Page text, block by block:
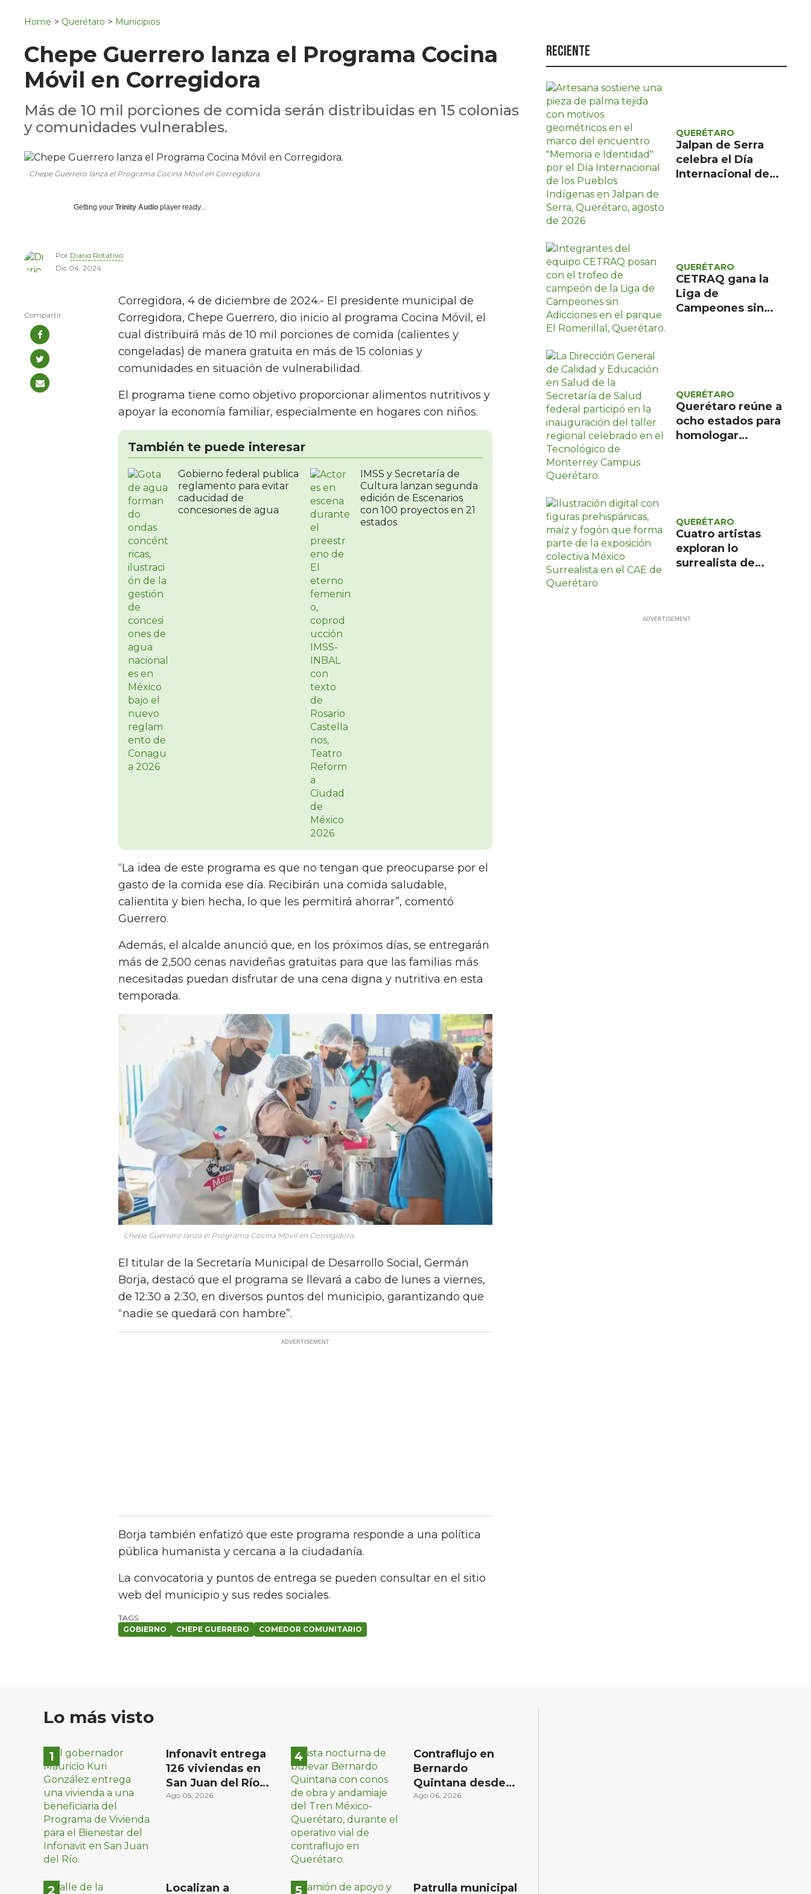
Política
Turismo
Estilo de vida
Opinión
Home > Querétaro > Municipios
Chepe Guerrero lanza el Programa Cocina
Móvil en Corregidora
Más de 10 mil porciones de comida serán distribuidas en 15 colonias
y comunidades vulnerables.
Chepe Guerrero lanza el Programa Cocina Móvil en Corregidora.
Getting your Trinity Audio player ready...
Por Diario Rotativo
Dic 04, 2024
Corregidora, 4 de diciembre de 2024.- El presidente municipal de
Corregidora, Chepe Guerrero, dio inicio al programa Cocina Móvil, el
cual distribuirá más de 10 mil porciones de comida (calientes y
congeladas) de manera gratuita en más de 15 colonias y
comunidades en situación de vulnerabilidad.
El programa tiene como objetivo proporcionar alimentos nutritivos y
apoyar la economía familiar, especialmente en hogares con niños.
También te puede interesar
Gobierno federal publica
reglamento para evitar
caducidad de
concesiones de agua
IMSS y Secretaría de
Cultura lanzan segunda
edición de Escenarios
con 100 proyectos en 21
estados
“La idea de este programa es que no tengan que preocuparse por el
gasto de la comida ese día. Recibirán una comida saludable,
calientita y bien hecha, lo que les permitirá ahorrar”, comentó
Guerrero.
Además, el alcalde anunció que, en los próximos días, se entregarán
más de 2,500 cenas navideñas gratuitas para que las familias más
necesitadas puedan disfrutar de una cena digna y nutritiva en esta
temporada.
Chepe Guerrero lanza el Programa Cocina Móvil en Corregidora.
El titular de la Secretaría Municipal de Desarrollo Social, Germán
Borja, destacó que el programa se llevará a cabo de lunes a viernes,
de 12:30 a 2:30, en diversos puntos del municipio, garantizando que
“nadie se quedará con hambre”.
Borja también enfatizó que este programa responde a una política
pública humanista y cercana a la ciudadanía.
La convocatoria y puntos de entrega se pueden consultar en el sitio
web del municipio y sus redes sociales.
GOBIERNO CHEPE GUERRERO COMEDOR COMUNITARIO
Reciente
QUERÉTARO
Jalpan de Serra
celebra el Día
Internacional de
QUERÉTARO
CETRAQ gana la
Liga de
Campeones sin
QUERÉTARO
Querétaro reúne a
ocho estados para
homologar
QUERÉTARO
Cuatro artistas
exploran lo
surrealista de
en Querétaro
Lo más visto
Infonavit entrega
126 viviendas en
San Juan del Río a
familias de bajos
Ago 05, 2026
Localizan a
Contraflujo en
Bernardo
Quintana desde
el sábado: la
Ago 06, 2026
Patrulla municipal